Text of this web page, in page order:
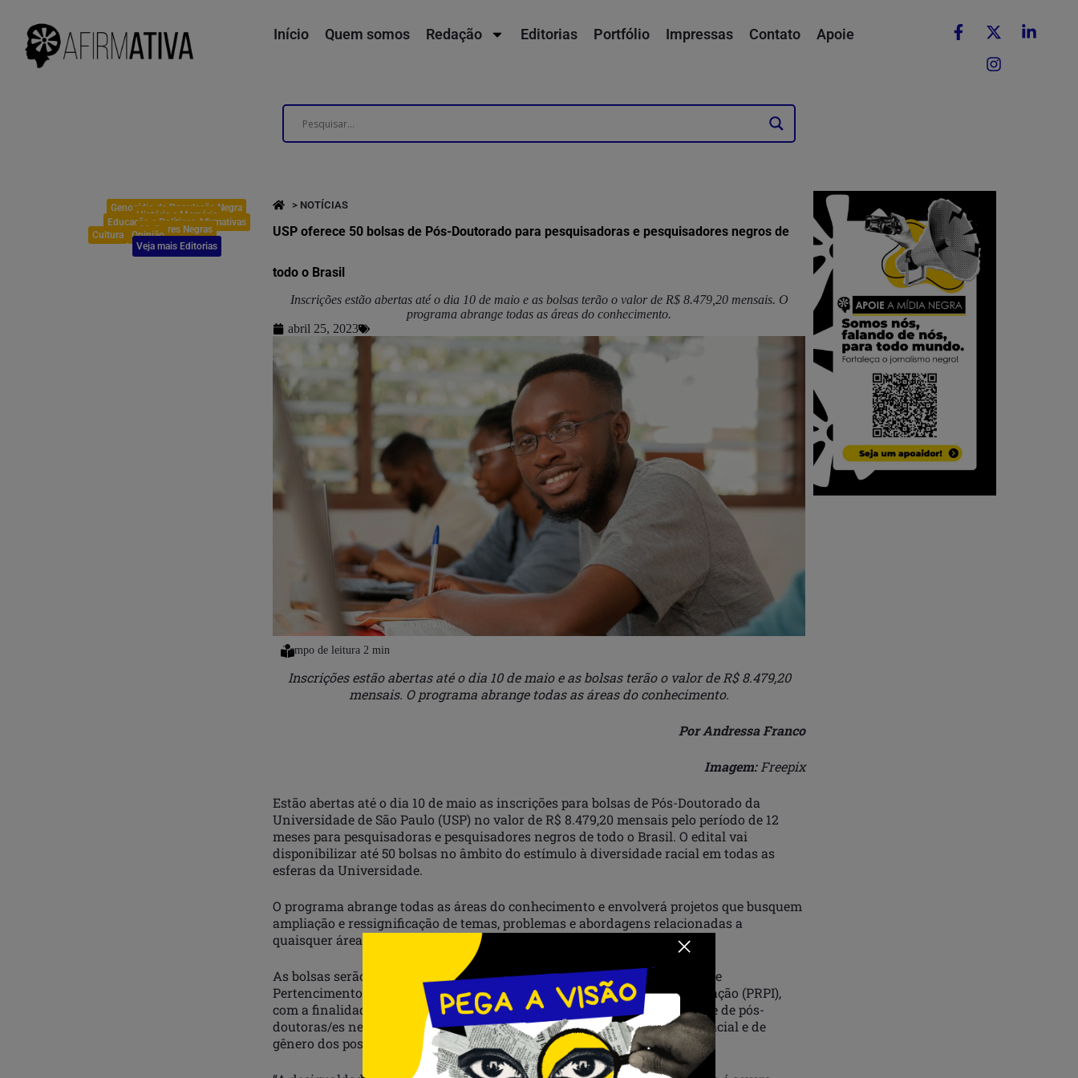
Início Quem somos Redação Editorias Portfólio Impressas Contato Apoie
Genocídio da População Negra
História e Memória
Educação e Políticas Afirmativas
Mulheres Negras
Cultura
Opinião
Veja mais Editorias
> NOTÍCIAS
USP oferece 50 bolsas de Pós-Doutorado para pesquisadoras e pesquisadores negros de
todo o Brasil
Inscrições estão abertas até o dia 10 de maio e as bolsas terão o valor de R$ 8.479,20 mensais. O
programa abrange todas as áreas do conhecimento.
abril 25, 2023
Inscrições estão abertas até o dia 10 de maio e as bolsas terão o valor de R$ 8.479,20
mensais. O programa abrange todas as áreas do conhecimento.
Por Andressa Franco
Imagem: Freepix
Estão abertas até o dia 10 de maio as inscrições para bolsas de Pós-Doutorado da
Universidade de São Paulo (USP) no valor de R$ 8.479,20 mensais pelo período de 12
meses para pesquisadoras e pesquisadores negros de todo o Brasil. O edital vai
disponibilizar até 50 bolsas no âmbito do estímulo à diversidade racial em todas as
esferas da Universidade.
O programa abrange todas as áreas do conhecimento e envolverá projetos que busquem
ampliação e ressignificação de temas, problemas e abordagens relacionadas a
quaisquer áreas do conhecimento.
As bolsas serão concedidas sob coordenação da Pró-Reitoria de Inclusão e
Pertencimento (PRIP), em parceria com a Pró-Reitoria de Pesquisa e Inovação (PRPI),
com a finalidade de contribuir para a diversificação racial do contingente de pós-
doutoras/es negras/os. Aumentando, assim, as chances de diversidade racial e de
gênero dos postulantes a vagas docentes em universidades brasileiras.